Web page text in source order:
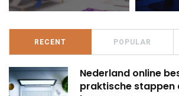
RECENT POPULAR
Nederland online
praktische stappen